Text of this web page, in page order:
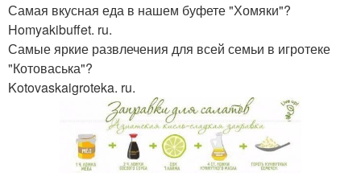
Самая вкусная еда в нашем буфете "Хомяки"?
Homyakibuffet. ru.
Самые яркие развлечения для всей семьи в игротеке
"Котоваська"?
Kotovaskaigroteka. ru.